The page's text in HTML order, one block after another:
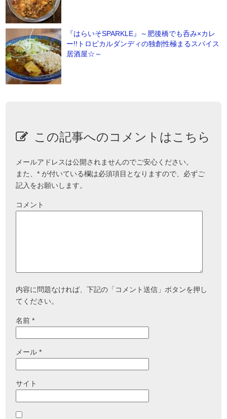
『はらいそSPARKLE』～肥後橋でも呑み×カレ
ー!!トロピカルダンディの独創性極まるスパイス
居酒屋☆～
この記事へのコメントはこちら
メールアドレスは公開されませんのでご安心ください。
また、* が付いている欄は必須項目となりますので、必ずご
記入をお願いします。
コメント
内容に問題なければ、下記の「コメント送信」ボタンを押し
てください。
名前*
メール*
サイト